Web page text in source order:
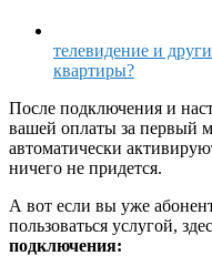
телевидение и
квартиры?
После подключения и
вашей оплаты за первый
автоматически
ничего не придется.
А вот если вы уже
пользоваться услугой,
подключения: